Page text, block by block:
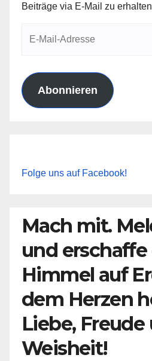
Beiträge via E-Mail zu
Abonnieren
Folge uns auf Facebook!
Mach mit.
und erschaffe
Himmel auf
dem Herzen
Liebe, Freude
Weisheit!